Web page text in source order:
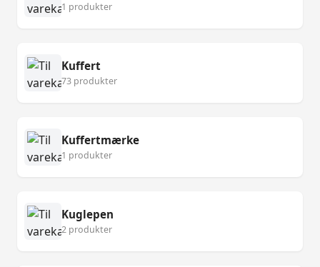
1 produkter
Kuffert
73 produkter
Kuffertmærke
1 produkter
Kuglepen
2 produkter